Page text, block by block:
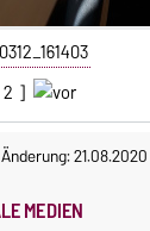
2 ]
21.08.2020
MEDIEN